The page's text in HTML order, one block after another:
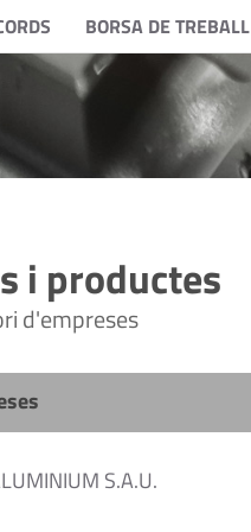
BORSA DE TREBALL
i productes
d'empreses
S.A.U.